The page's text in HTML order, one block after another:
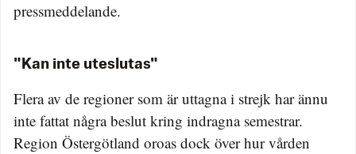
pressmeddelande.
"Kan inte uteslutas"
Flera av de regioner som är uttagna i strejk har ännu
inte fattat några beslut kring indragna semestrar.
Region Östergötland oroas dock över hur vården